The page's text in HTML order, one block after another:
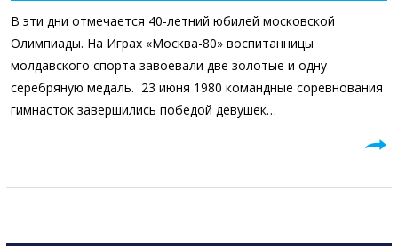
В эти дни отмечается 40-летний юбилей московской
Олимпиады. На Играх «Москва-80» воспитанницы
молдавского спорта завоевали две золотые и одну
серебряную медаль. 23 июня 1980 командные соревнования
гимнасток завершились победой девушек…